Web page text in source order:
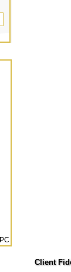
Client